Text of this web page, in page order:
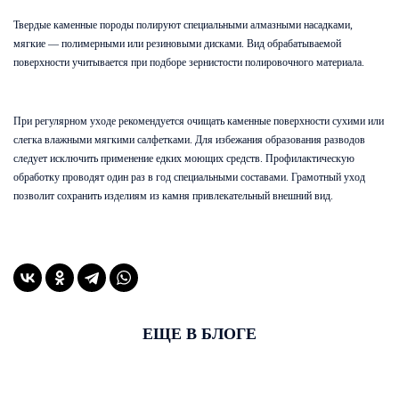
Твердые каменные породы полируют специальными алмазными насадками,
мягкие — полимерными или резиновыми дисками. Вид обрабатываемой
поверхности учитывается при подборе зернистости полировочного материала.
При регулярном уходе рекомендуется очищать каменные поверхности сухими или
слегка влажными мягкими салфетками. Для избежания образования разводов
следует исключить применение едких моющих средств. Профилактическую
обработку проводят один раз в год специальными составами. Грамотный уход
позволит сохранить изделиям из камня привлекательный внешний вид.
ЕЩЕ В БЛОГЕ